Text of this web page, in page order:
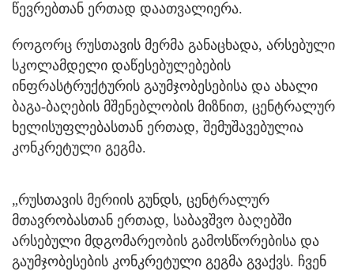
წევრებთან ერთად დაათვალიერა.
როგორც რუსთავის მერმა განაცხადა, არსებული
სკოლამდელი დაწესებულებების
ინფრასტრუქტურის გაუმჯობესებისა და ახალი
ბაგა-ბაღების მშენებლობის მიზნით, ცენტრალურ
ხელისუფლებასთან ერთად, შემუშავებულია
კონკრეტული გეგმა.
„რუსთავის მერიის გუნდს, ცენტრალურ
მთავრობასთან ერთად, საბავშვო ბაღებში
არსებული მდგომარეობის გამოსწორებისა და
გაუმჯობესების კონკრეტული გეგმა გვაქვს. ჩვენ